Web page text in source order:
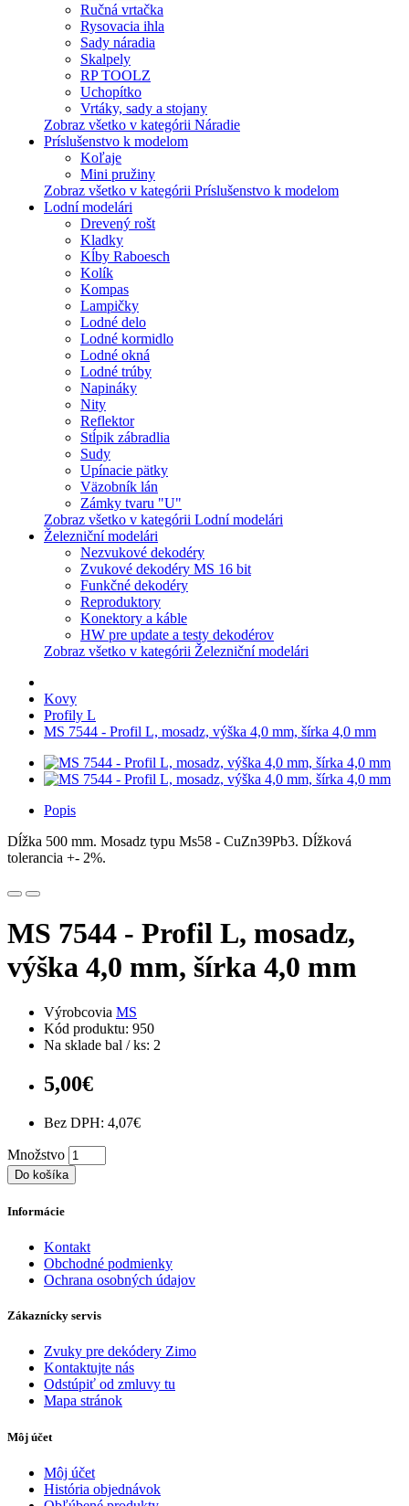
Ručná vrtačka
Rysovacia ihla
Sady náradia
Skalpely
RP TOOLZ
Uchopítko
Vrtáky, sady a stojany
Zobraz všetko v kategórii Náradie
Príslušenstvo k modelom
Koľaje
Mini pružiny
Zobraz všetko v kategórii Príslušenstvo k modelom
Lodní modelári
Drevený rošt
Kladky
Kĺby Raboesch
Kolík
Kompas
Lampičky
Lodné delo
Lodné kormidlo
Lodné okná
Lodné trúby
Napináky
Nity
Reflektor
Stĺpik zábradlia
Sudy
Upínacie pätky
Väzobník lán
Zámky tvaru "U"
Zobraz všetko v kategórii Lodní modelári
Železniční modelári
Nezvukové dekodéry
Zvukové dekodéry MS 16 bit
Funkčné dekodéry
Reproduktory
Konektory a káble
HW pre update a testy dekodérov
Zobraz všetko v kategórii Železniční modelári
Kovy
Profily L
MS 7544 - Profil L, mosadz, výška 4,0 mm, šírka 4,0 mm
Popis
Dĺžka 500 mm. Mosadz typu Ms58 - CuZn39Pb3. Dĺžková
tolerancia +- 2%.
MS 7544 - Profil L, mosadz,
výška 4,0 mm, šírka 4,0 mm
Výrobcovia MS
Kód produktu: 950
Na sklade bal / ks: 2
5,00€
Bez DPH: 4,07€
Množstvo
Do košíka
Informácie
Kontakt
Obchodné podmienky
Ochrana osobných údajov
Zákaznícky servis
Zvuky pre dekódery Zimo
Kontaktujte nás
Odstúpiť od zmluvy tu
Mapa stránok
Môj účet
Môj účet
História objednávok